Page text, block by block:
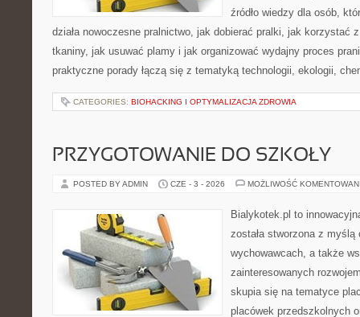
źródło wiedzy dla osób,
działa nowoczesne pralnictwo, jak dobierać pralki, jak korzystać
tkaniny, jak usuwać plamy i jak organizować wydajny proces
praktyczne porady łączą się z tematyką technologii, ekologii,
CATEGORIES: BIOHACKING I OPTYMALIZACJA ZDROWIA
PRZYGOTOWANIE DO SZKOŁY
POSTED BY ADMIN CZE - 3 - 2026 MOŻLIWOŚĆ
Bialykotek.pl to
została stworzona z myślą
wychowawcach, a także
zainteresowanych
skupia się na tematyce
placówek przedszkolnych